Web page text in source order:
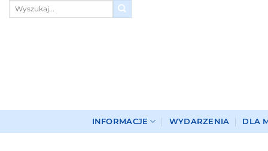
Przewiń
INFORMACJE WYDARZENIA DLA